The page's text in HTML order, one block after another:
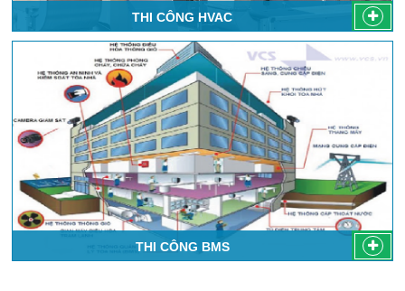
THI CÔNG HVAC
THI CÔNG BMS